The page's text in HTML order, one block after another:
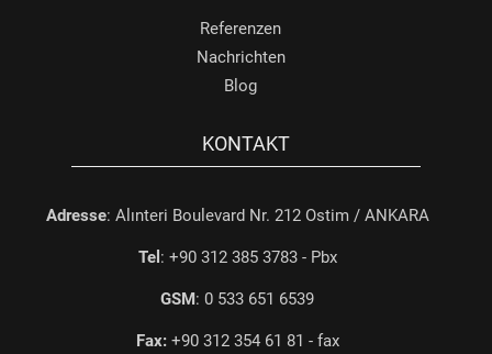
Referenzen
Nachrichten
Blog
KONTAKT
Adresse: Alınteri Boulevard Nr. 212 Ostim / ANKARA
Tel : +90 312 385 3783 - Pbx
GSM: 0 533 651 6539
Fax:+90 312 354 61 81 - fax